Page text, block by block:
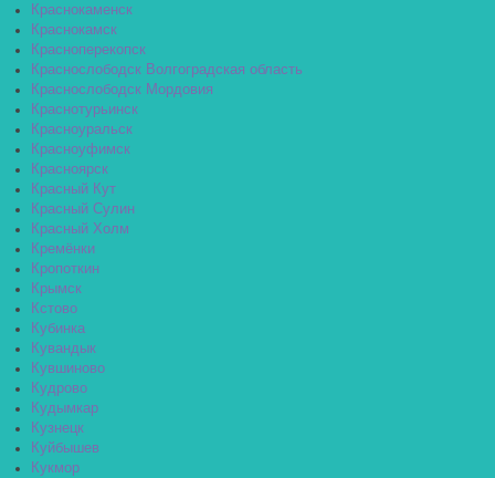
Краснокаменск
Краснокамск
Красноперекопск
Краснослободск Волгоградская область
Краснослободск Мордовия
Краснотурьинск
Красноуральск
Красноуфимск
Красноярск
Красный Кут
Красный Сулин
Красный Холм
Кремёнки
Кропоткин
Крымск
Кстово
Кубинка
Кувандык
Кувшиново
Кудрово
Кудымкар
Кузнецк
Куйбышев
Кукмор